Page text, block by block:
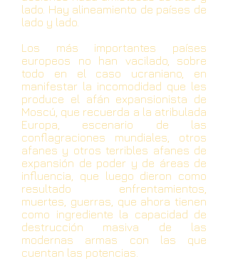
lado. Hay alineamiento de países de
lado y lado.
Los más importantes países
europeos no han vacilado, sobre
todo en el caso ucraniano, en
manifestar la incomodidad que les
produce el afán expansionista de
Moscú, que recuerda a la atribulada
Europa, escenario de las
conflagraciones mundiales, otros
afanes y otros terribles afanes de
expansión de poder y de áreas de
influencia, que luego dieron como
resultado enfrentamientos,
muertes, guerras, que ahora tienen
como ingrediente la capacidad de
destrucción masiva de las
modernas armas con las que
cuentan las potencias.